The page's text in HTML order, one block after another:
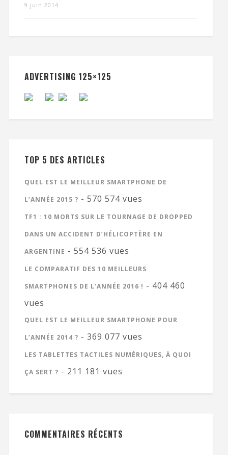
9 juin 2014
ADVERTISING 125×125
TOP 5 DES ARTICLES
QUEL EST LE MEILLEUR SMARTPHONE DE
L’ANNÉE 2015 ? - 570 574 vues
TF1 : 10 MORTS SUR LE TOURNAGE DE DROPPED
DANS UN ACCIDENT D’HÉLICOPTÈRE EN
ARGENTINE - 554 536 vues
LE COMPARATIF DES 10 MEILLEURS
SMARTPHONES DE L’ANNÉE 2016 ! - 404 460
vues
QUEL EST LE MEILLEUR SMARTPHONE POUR
L’ANNÉE 2014 ? - 369 077 vues
LES TABLETTES TACTILES NUMÉRIQUES, À QUOI
ÇA SERT ? - 211 181 vues
COMMENTAIRES RÉCENTS